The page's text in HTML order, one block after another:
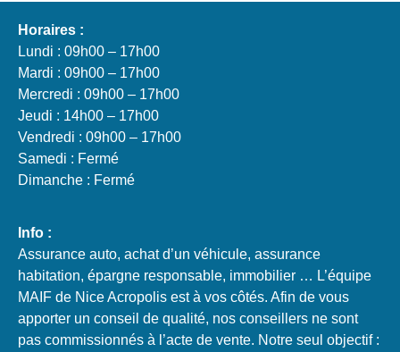
Horaires :
Lundi : 09h00 – 17h00
Mardi : 09h00 – 17h00
Mercredi : 09h00 – 17h00
Jeudi : 14h00 – 17h00
Vendredi : 09h00 – 17h00
Samedi : Fermé
Dimanche : Fermé
Info :
Assurance auto, achat d’un véhicule, assurance
habitation, épargne responsable, immobilier … L’équipe
MAIF de Nice Acropolis est à vos côtés.​ Afin de vous
apporter un conseil de qualité, nos conseillers ne sont
pas commissionnés à l’acte de vente. Notre seul objectif :